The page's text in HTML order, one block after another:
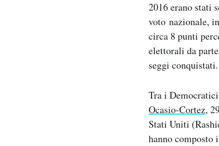
2016 erano stati
voto nazionale,
circa 8 punti
elettorali da
seggi conquistati.
Tra i
Ocasio-Cortez,
Stati Uniti
hanno composto